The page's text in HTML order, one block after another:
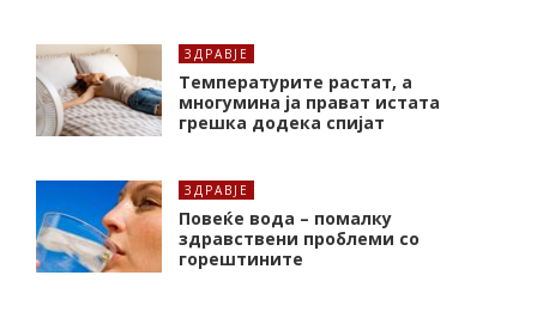
ЗДРАВЈЕ
Температурите растат, а
многумина ја прават истата
грешка додека спијат
ЗДРАВЈЕ
Повеќе вода – помалку
здравствени проблеми со
горештините